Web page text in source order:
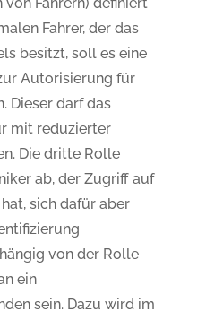
Fahrer, der das
besitzt, soll es eine
Autorisierung für
Dieser darf das
mit reduzierter
Die dritte Rolle
ab, der Zugriff auf
sich dafür aber
von der Rolle
ein
sein. Dazu wird im